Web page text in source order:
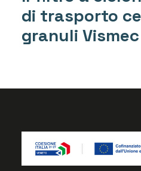
di trasporto
granuli Vismec